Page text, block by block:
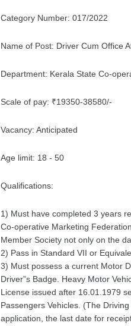
Category Number: 017/2022
Name of Post: Driver Cum Office
Department: Kerala State Co-
Scale of pay: ₹19350-38580/-
Vacancy: Anticipated
Age limit: 18 - 50
Qualifications:
1) Must have completed 3 years
Co-operative Marketing
Member Society not only on the
2) Pass in Standard VII or
3) Must possess a current Motor
Driver”s Badge. Heavy Motor
License issued after 16.01.1979
Passengers Vehicles. (The
application, the last date for